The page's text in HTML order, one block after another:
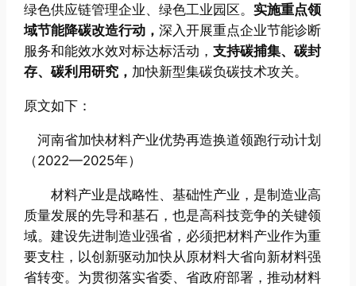
绿色供应链管理企业、绿色工业园区。 实施重点领
域节能降碳改造行动，深入开展重点企业节能诊断
服务和能效水效对标达标活动，支持碳捕集、碳封
存、碳利用研究， 加快新型集碳负碳技术攻关。
原文如下：
河南省加快材料产业优势再造换道领跑行动计划
（2022—2025年）
材料产业是战略性、基础性产业，是制造业高
质量发展的先导和基石，也是高科技竞争的关键领
域。建设先进制造业强省，必须把材料产业作为重
要支柱，以创新驱动加快从原材料大省向新材料强
省转变。为贯彻落实省委、省政府部署，推动材料